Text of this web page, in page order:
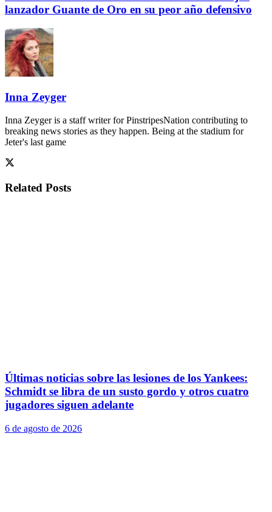
lanzador Guante de Oro en su peor año defensivo
Inna Zeyger
Inna Zeyger is a staff writer for PinstripesNation contributing to
breaking news stories as they happen. Being at the stadium for
Jeter's last game
Related Posts
Últimas noticias sobre las lesiones de los Yankees:
Schmidt se libra de un susto gordo y otros cuatro
jugadores siguen adelante
6 de agosto de 2026